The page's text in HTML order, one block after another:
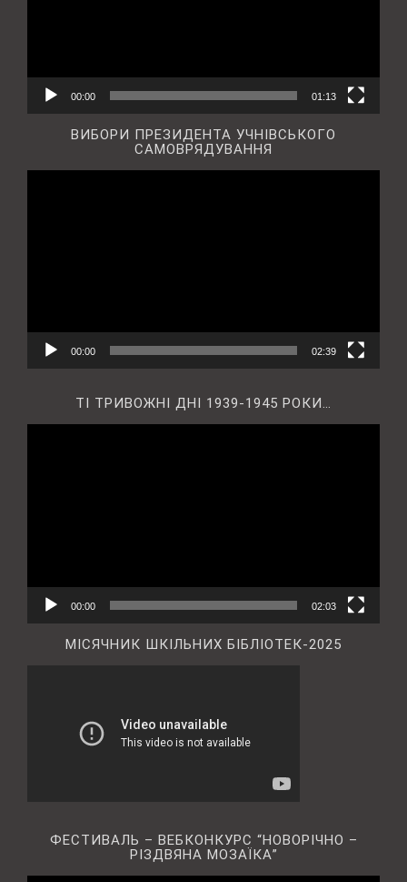
00:00 01:13
ВИБОРИ ПРЕЗИДЕНТА УЧНІВСЬКОГО
САМОВРЯДУВАННЯ
00:00 02:39
ТІ ТРИВОЖНІ ДНІ 1939-1945 РОКИ…
00:00 02:03
МІСЯЧНИК ШКІЛЬНИХ БІБЛІОТЕК-2025
ФЕСТИВАЛЬ – ВЕБКОНКУРС “НОВОРІЧНО –
РІЗДВЯНА МОЗАЇКА”